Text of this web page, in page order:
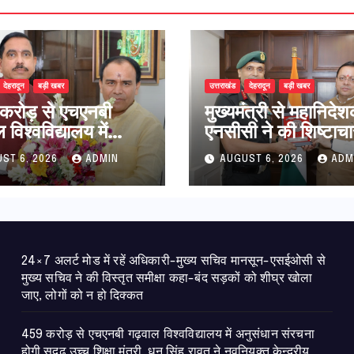
देहरादून बड़ी खबर
से एचएनबी
में
संरचना होगी
शिक्षा मंत्री धन
ने नवनियुक्त
6, 2026 ADMIN
उत्तराखंड देहरादून बड़ी खबर
मुख्यमंत्री से
एनसीसी ने की
भेंट,उत्तराखण्ड में
विस्तार एवं आधुनिक
आधारभूत संरचना के
AUGUST 6, 2026
24×7 अलर्ट मोड में रहें अधिकारी-मुख्य सचिव मानसून-एसईओसी से
मुख्य सचिव ने की विस्तृत समीक्षा कहा-बंद सड़कों को शीघ्र खोला
जाए, लोगों को न हो दिक्कत
459 करोड़ से एचएनबी गढ़वाल विश्वविद्यालय में अनुसंधान संरचना